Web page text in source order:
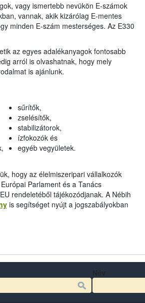
vagy ismertebb nevükön E-számok
vannak, akik kizárólag E-mentes
minden E-szám mesterséges. Az E330
az egyes adalékanyagok fontosabb
arról is olvashatnak, hogy mely
is ajánlunk.
sűrítők,
zselésítők,
stabilizátorok,
ízfokozók és
egyéb vegyületek.
hogy az élelmiszeripari vállalkozók
Parlament és a Tanács
rendeletéből tájékozódjanak. A Nébih
is segítséget nyújt a jogszabályokban